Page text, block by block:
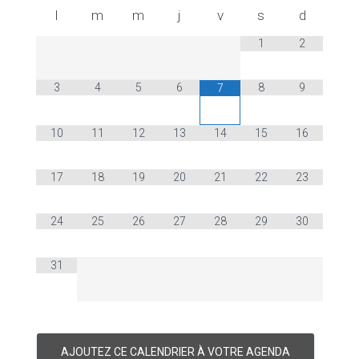
l m m j v s d
1 2
3 4 5 6 7 8 9
10 11 12 13 14 15 16
17 18 19 20 21 22 23
24 25 26 27 28 29 30
31
AJOUTEZ CE CALENDRIER À VOTRE AGENDA